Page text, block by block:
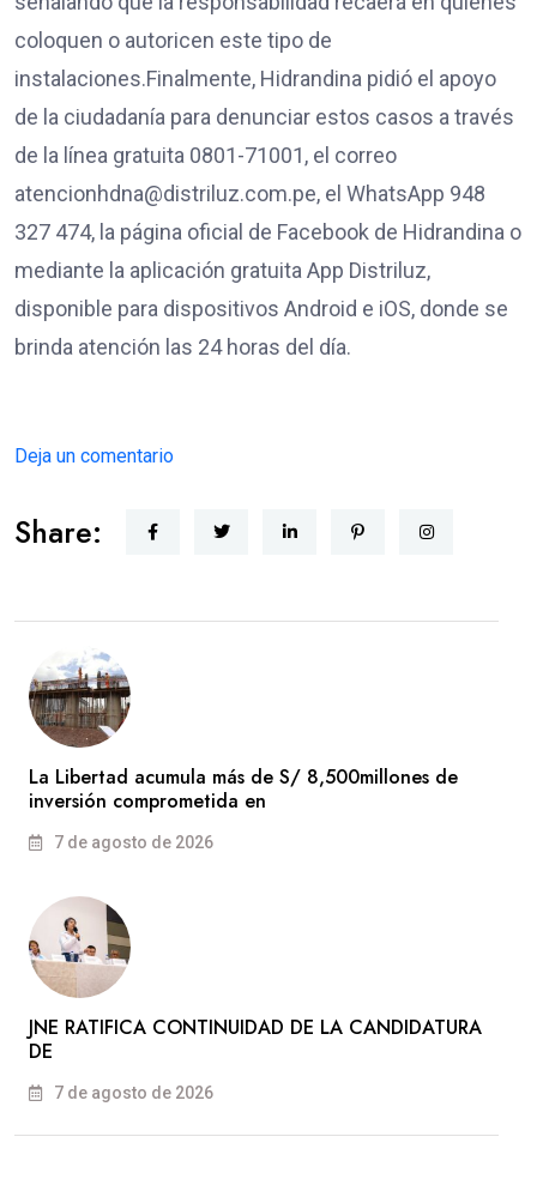
coloquen o autoricen este tipo de
instalaciones.Finalmente, Hidrandina pidió el apoyo
de la ciudadanía para denunciar estos casos a través
de la línea gratuita 0801-71001, el correo
atencionhdna@distriluz.com.pe, el WhatsApp 948
327 474, la página oficial de Facebook de Hidrandina o
mediante la aplicación gratuita App Distriluz,
disponible para dispositivos Android e iOS, donde se
brinda atención las 24 horas del día.
Deja un comentario
Share:
La Libertad acumula más de S/ 8,500millones de
inversión comprometida en
7 de agosto de 2026
JNE RATIFICA CONTINUIDAD DE LA CANDIDATURA
DE
7 de agosto de 2026